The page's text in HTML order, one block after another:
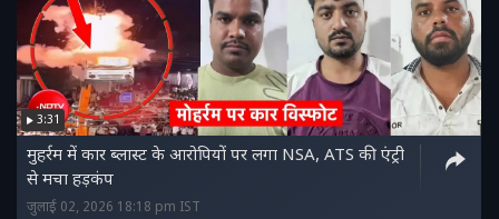
3:31
मुहर्रम में कार ब्लास्ट के आरोपियों पर लगा NSA, ATS की एंट्री
से मचा हड़कंप
जुलाई 02, 2026 18:18 pm IST